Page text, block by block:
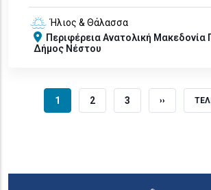
Ήλιος & Θάλασσα
ΠεριφέρειαΑνατολική Μακεδονία
Δήμος Νέστου
ΤΡΕΧΟΥΣΑ ΣΕΛΙΔΑ
1 ΣΕΛΙΔΑ
2 ΣΕΛΙΔΑ
3 NEXT PAGE
››